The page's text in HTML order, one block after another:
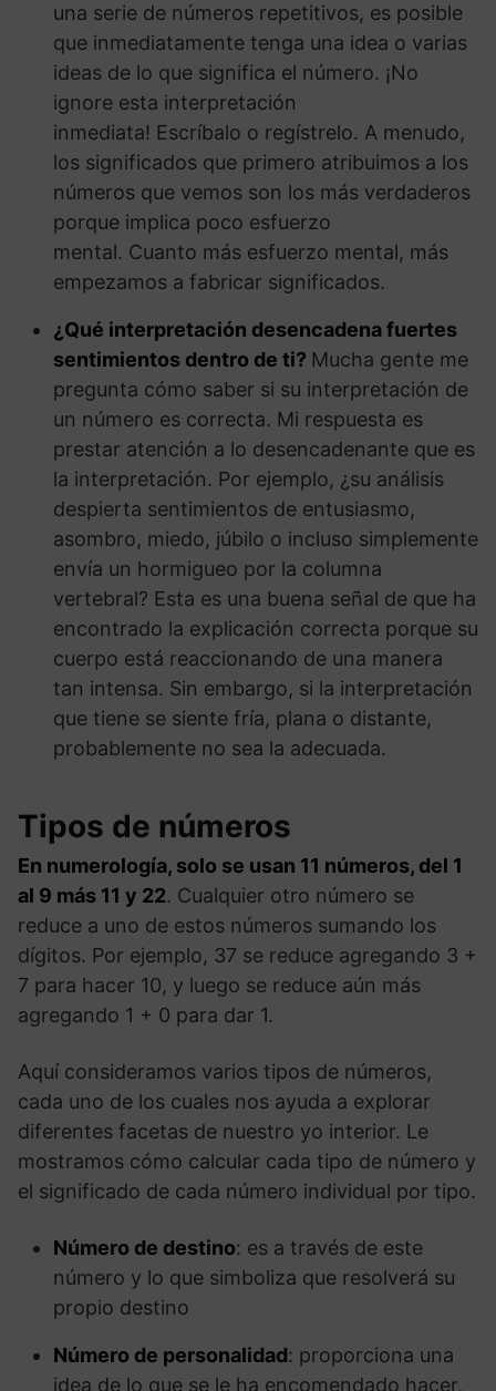
una serie de números repetitivos, es posible
que inmediatamente tenga una idea o varias
ideas de lo que significa el número. ¡No
ignore esta interpretación
inmediata! Escríbalo o regístrelo. A menudo,
los significados que primero atribuimos a los
números que vemos son los más verdaderos
porque implica poco esfuerzo
mental. Cuanto más esfuerzo mental, más
empezamos a fabricar significados.
¿Qué interpretación desencadena fuertes
sentimientos dentro de ti? Mucha gente me
pregunta cómo saber si su interpretación de
un número es correcta. Mi respuesta es
prestar atención a lo desencadenante que es
la interpretación. Por ejemplo, ¿su análisis
despierta sentimientos de entusiasmo,
asombro, miedo, júbilo o incluso simplemente
envía un hormigueo por la columna
vertebral? Esta es una buena señal de que ha
encontrado la explicación correcta porque su
cuerpo está reaccionando de una manera
tan intensa. Sin embargo, si la interpretación
que tiene se siente fría, plana o distante,
probablemente no sea la adecuada.
Tipos de números
En numerología, solo se usan 11 números, del 1
al 9 más 11 y 22. Cualquier otro número se
reduce a uno de estos números sumando los
dígitos. Por ejemplo, 37 se reduce agregando 3 +
7 para hacer 10, y luego se reduce aún más
agregando 1 + 0 para dar 1.
Aquí consideramos varios tipos de números,
cada uno de los cuales nos ayuda a explorar
diferentes facetas de nuestro yo interior. Le
mostramos cómo calcular cada tipo de número y
el significado de cada número individual por tipo.
Número de destino: es a través de este
número y lo que simboliza que resolverá su
propio destino
Número de personalidad: proporciona una
idea de lo que se le ha encomendado hacer,